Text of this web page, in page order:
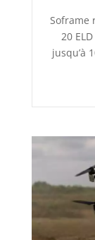
Soframe
20
jusqu’à